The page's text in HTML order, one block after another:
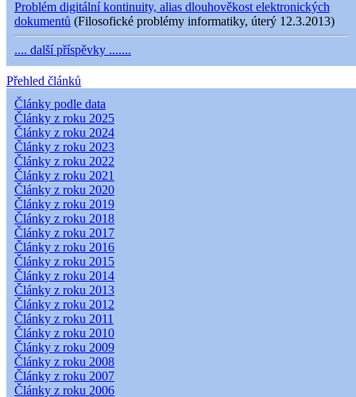
Problém digitální kontinuity, alias dlouhověkost elektronických
dokumentů (Filosofické problémy informatiky, úterý 12.3.2013)
.... další příspěvky .......
Přehled článků
Články podle data
Články z roku 2025
Články z roku 2024
Články z roku 2023
Články z roku 2022
Články z roku 2021
Články z roku 2020
Články z roku 2019
Články z roku 2018
Články z roku 2017
Články z roku 2016
Články z roku 2015
Články z roku 2014
Články z roku 2013
Články z roku 2012
Články z roku 2011
Články z roku 2010
Články z roku 2009
Články z roku 2008
Články z roku 2007
Články z roku 2006